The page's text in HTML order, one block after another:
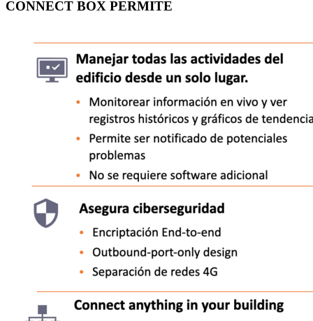
CONNECT BOX PERMITE